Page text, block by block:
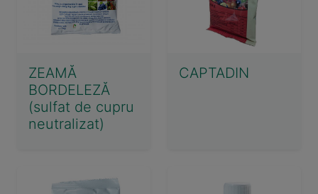
ZEAMĂ
BORDELEZĂ
(sulfat de cupru
neutralizat)
CAPTADIN